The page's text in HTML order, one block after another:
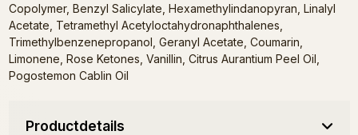
Copolymer, Benzyl Salicylate, Hexamethylindanopyran, Linalyl
Acetate, Tetramethyl Acetyloctahydronaphthalenes,
Trimethylbenzenepropanol, Geranyl Acetate, Coumarin,
Limonene, Rose Ketones, Vanillin, Citrus Aurantium Peel Oil,
Pogostemon Cablin Oil
Productdetails